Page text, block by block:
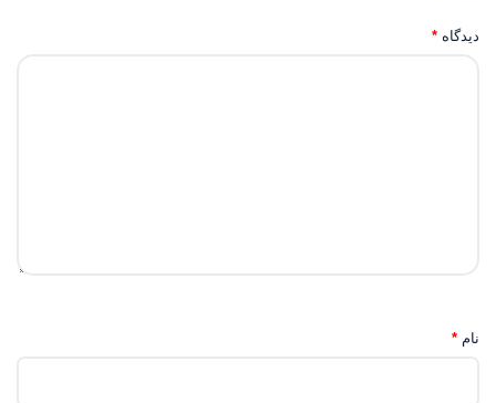
دیدگاه *
نام *